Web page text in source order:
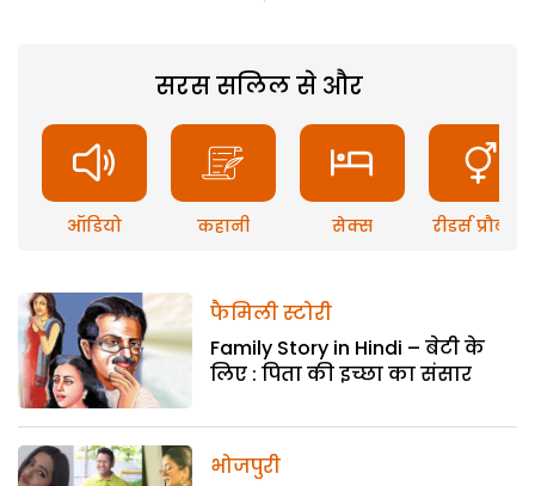
सरस सलिल से और
ऑडियो कहानी सेक्स रीडर्स प्रौब्लम
फैमिली स्टोरी
Family Story in Hindi – बेटी के
लिए : पिता की इच्छा का संसार
भोजपुरी